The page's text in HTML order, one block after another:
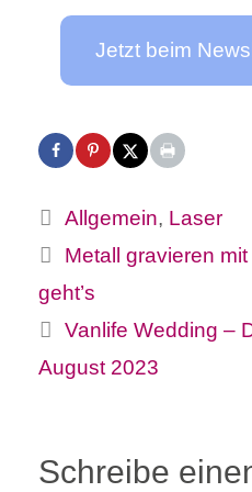
Jetzt beim
Kategorien
Allgemein, Laser
Metall gravieren
geht’s
Vanlife Wedding –
August 2023
Schreibe